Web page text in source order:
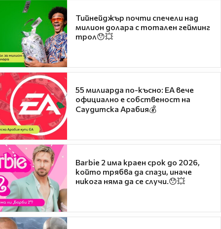
Тийнейджър почти спечели над
милион долара с тотален гейминг
трол😯💥
55 милиарда по-късно: EA вече
официално е собственост на
Саудитска Арабия💰
Barbie 2 има краен срок до 2026,
който трябва да спази, иначе
никога няма да се случи.😯💥